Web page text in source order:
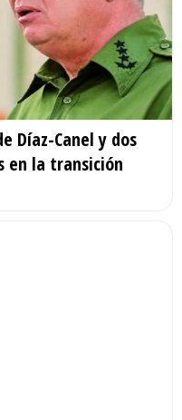
Díaz-Canel y dos
en la transición